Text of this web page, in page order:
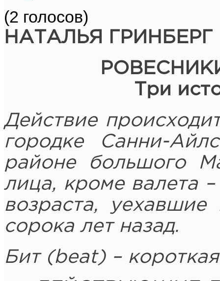
(2 голосов)
НАТАЛЬЯ ГРИНБЕРГ
Три
Действие
городке Санни-
районе большого
лица, кроме валета
возраста,
сорока лет назад.
Бит (beat) –